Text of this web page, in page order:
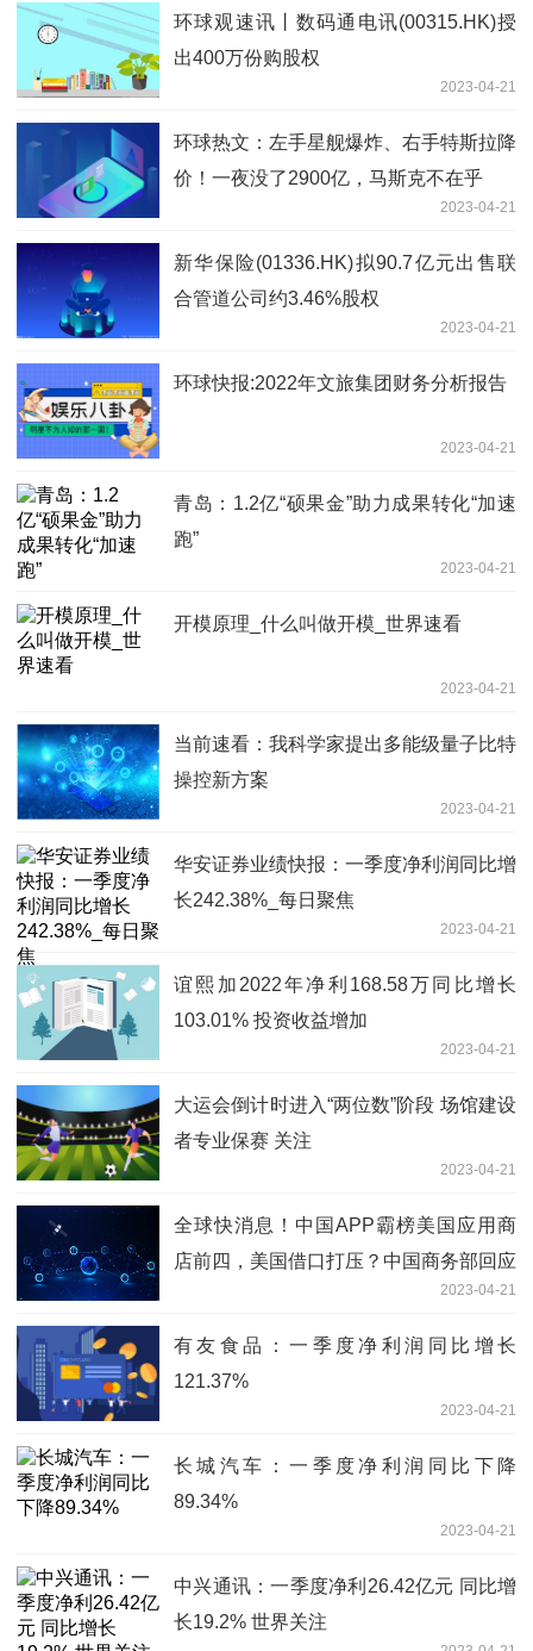
环球观速讯丨数码通电讯(00315.HK)授
出400万份购股权
2023-04-21
环球热文：左手星舰爆炸、右手特斯拉降
价！一夜没了2900亿，马斯克不在乎
2023-04-21
新华保险(01336.HK)拟90.7亿元出售联
合管道公司约3.46%股权
2023-04-21
环球快报:2022年文旅集团财务分析报告
2023-04-21
青岛：1.2亿“硕果金”助力成果转化“加速
跑”
2023-04-21
开模原理_什么叫做开模_世界速看
2023-04-21
当前速看：我科学家提出多能级量子比特
操控新方案
2023-04-21
华安证券业绩快报：一季度净利润同比增
长242.38%_每日聚焦
2023-04-21
谊熙加2022年净利168.58万同比增长
103.01% 投资收益增加
2023-04-21
大运会倒计时进入“两位数”阶段 场馆建设
者专业保赛 关注
2023-04-21
全球快消息！中国APP霸榜美国应用商
店前四，美国借口打压？中国商务部回应
2023-04-21
有友食品：一季度净利润同比增长
121.37%
2023-04-21
长城汽车：一季度净利润同比下降
89.34%
2023-04-21
中兴通讯：一季度净利26.42亿元 同比增
长19.2% 世界关注